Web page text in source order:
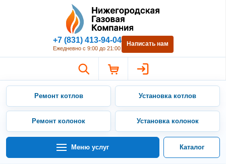
Нижегородская Газовая
+7 (831) 413-94-04
Ежедневно с 9:00 до 21:00
Написать нам
Ремонт котлов Установка котлов
Ремонт колонок Установка колонок
Меню услуг Каталог